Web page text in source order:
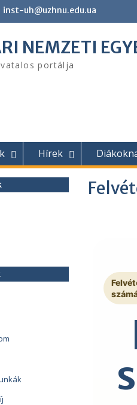
inst-uh@uzhnu.edu.ua
NEMZETI
portálja
Hírek